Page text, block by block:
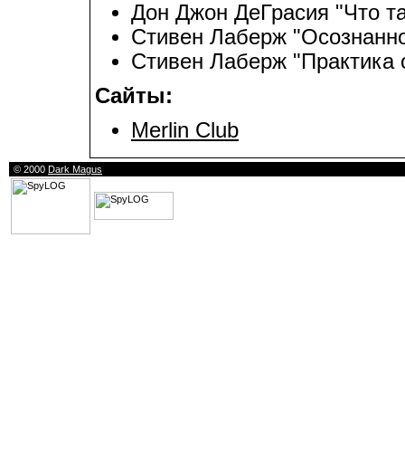
Дон Джон ДеГрасия "Что
Стивен Лаберж
Стивен Лаберж "Практика
Сайты:
Merlin Club
© 2000 Dark Magus